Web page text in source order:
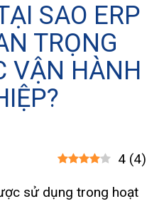
SAO ERP
TRỌNG
VẬN HÀNH
4 (4)
sử dụng trong hoạt